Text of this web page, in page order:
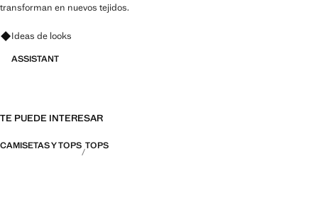
transforman en nuevos tejidos.
Pregunta por looks, prendas y tendencias
Ideas de looks
ASSISTANT
TE PUEDE INTERESAR
CAMISETAS Y TOPS TOPS